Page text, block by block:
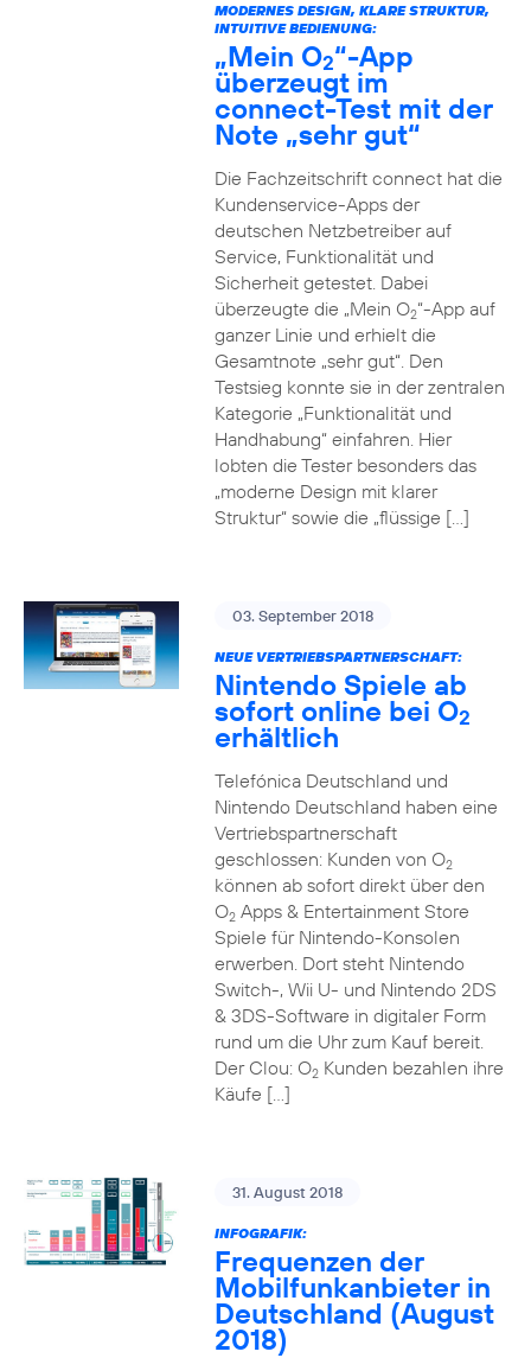
MODERNES DESIGN, KLARE STRUKTUR,
INTUITIVE BEDIENUNG:
„Mein O2“-App
überzeugt im
connect-Test mit der
Note „sehr gut“
Die Fachzeitschrift connect hat die
Kundenservice-Apps der
deutschen Netzbetreiber auf
Service, Funktionalität und
Sicherheit getestet. Dabei
überzeugte die „Mein O2“-App auf
ganzer Linie und erhielt die
Gesamtnote „sehr gut“. Den
Testsieg konnte sie in der zentralen
Kategorie „Funktionalität und
Handhabung“ einfahren. Hier
lobten die Tester besonders das
„moderne Design mit klarer
Struktur“ sowie die „flüssige […]
03. September 2018
NEUE VERTRIEBSPARTNERSCHAFT:
Nintendo Spiele ab
sofort online bei O2
erhältlich
Telefónica Deutschland und
Nintendo Deutschland haben eine
Vertriebspartnerschaft
geschlossen: Kunden von O2
können ab sofort direkt über den
O2Apps & Entertainment Store
Spiele für Nintendo-Konsolen
erwerben. Dort steht Nintendo
Switch-, Wii U- und Nintendo 2DS
& 3DS-Software in digitaler Form
rund um die Uhr zum Kauf bereit.
Der Clou: O2Kunden bezahlen ihre
Käufe […]
31. August 2018
INFOGRAFIK:
Frequenzen der
Mobilfunkanbieter in
Deutschland (August
2018)